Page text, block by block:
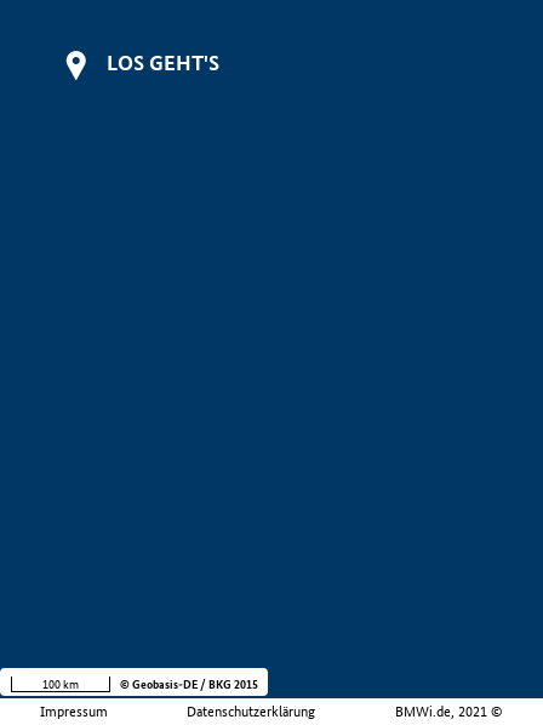
LOS GEHT'S
Impressum Datenschutzerklärung BMWi.de, 2021 ©
100 km © Geobasis-DE / BKG 2015